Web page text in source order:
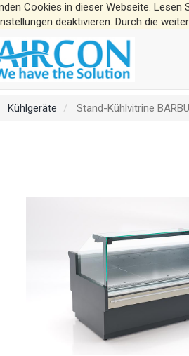
Cookies in dieser Webseite. Lesen
deaktivieren. Durch die
Kühlgeräte Stand-Kühlvitrine